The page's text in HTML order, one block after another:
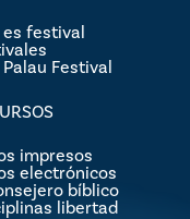
es festival
Palau Festival
impresos
electrónicos
bíblico
libertad